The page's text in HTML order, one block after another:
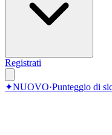
Registrati
✦NUOVO·Punteggio di